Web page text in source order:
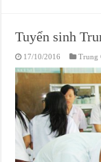
Tuyển sinh
17/10/2016 Trung